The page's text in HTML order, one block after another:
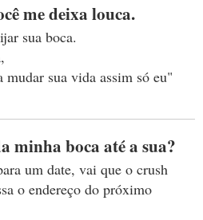
me deixa louca.
sua boca.
sua vida assim só eu"
minha boca até a sua?
um date, vai que o crush
o endereço do próximo